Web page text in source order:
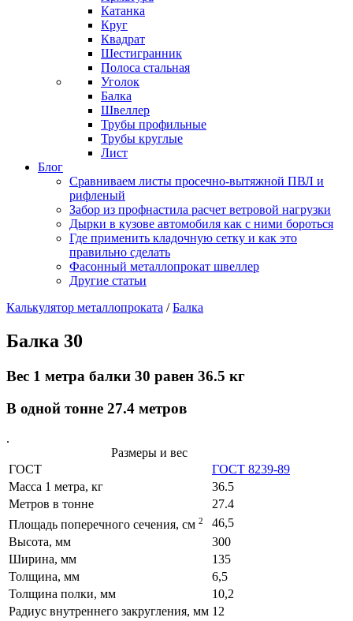
Катанка
Круг
Квадрат
Шестигранник
Полоса стальная
Уголок
Балка
Швеллер
Трубы профильные
Трубы круглые
Лист
Блог
Сравниваем листы просечно-вытяжной ПВЛ и
рифленый
Забор из профнастила расчет ветровой нагрузки
Дырки в кузове автомобиля как с ними бороться
Где применить кладочную сетку и как это
правильно сделать
Фасонный металлопрокат швеллер
Другие статьи
Калькулятор металлопроката /Балка
Балка 30
Вес 1 метра балки 30 равен 36.5 кг
В одной тонне 27.4 метров
.
Размеры и вес
ГОСТ
ГОСТ 8239-89
Масса 1 метра, кг
36.5
Метров в тонне
27.4
Площадь поперечного сечения, см 2
46,5
Высота, мм
300
Ширина, мм
135
Толщина, мм
6,5
Толщина полки, мм
10,2
Радиус внутреннего закругления, мм 12